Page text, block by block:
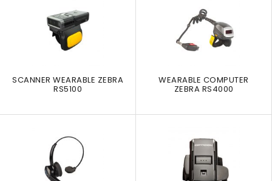
SCANNER WEARABLE ZEBRA
RS5100
WEARABLE COMPUTER
ZEBRA RS4000